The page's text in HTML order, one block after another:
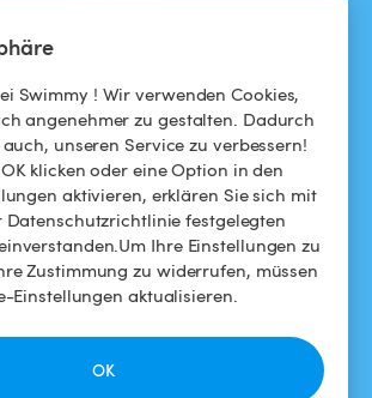
Swimmy ! Wir verwenden Cookies,
angenehmer zu gestalten. Dadurch
unseren Service zu verbessern!
klicken oder eine Option in den
aktivieren, erklären Sie sich mit
Datenschutzrichtlinie festgelegten
Ihre Einstellungen zu
Zustimmung zu widerrufen, müssen
Einstellungen aktualisieren.
OK
Medien
Abenteuer
Für Badegäste
Für Gastgeber
Meinen Pool vermieten
So funktioniert's